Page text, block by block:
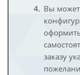
Вы
заказу